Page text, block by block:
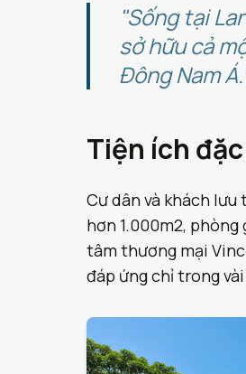
"Sống tại
sở hữu cả
Đông Nam
Tiện ích
Cư dân và khách
hơn 1.000m2,
tâm thương mại
đáp ứng chỉ trong